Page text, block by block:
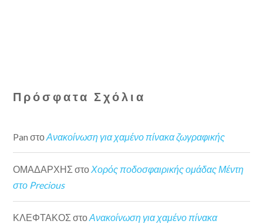
Πρόσφατα Σχόλια
Pan στοΑνακοίνωση για χαμένο πίνακα ζωγραφικής
ΟΜΑΔΑΡΧΗΣ στοΧορός ποδοσφαιρικής ομάδας Μέντη
στο Precious
ΚΛΕΦΤΑΚΟΣ στοΑνακοίνωση για χαμένο πίνακα